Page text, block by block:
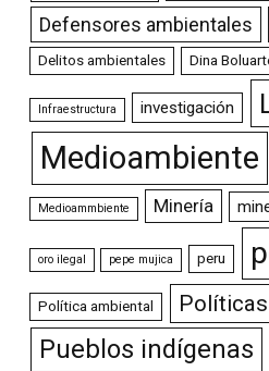
Defensores ambientales
Delitos ambientales Dina
Infraestructura investigación
Medioambiente
Medioammbiente Minería
oro ilegal pepe mujica peru
Política ambiental
Pueblos indígenas